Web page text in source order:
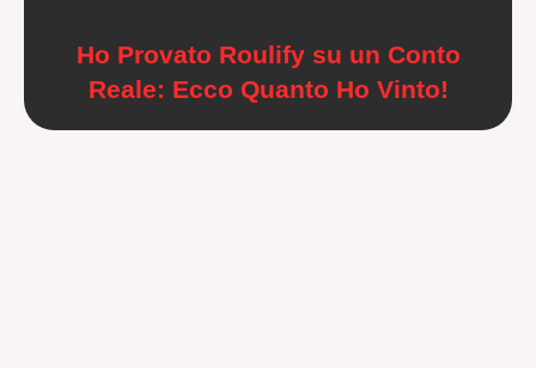
Ho Provato Roulify su un Conto
Reale: Ecco Quanto Ho Vinto!